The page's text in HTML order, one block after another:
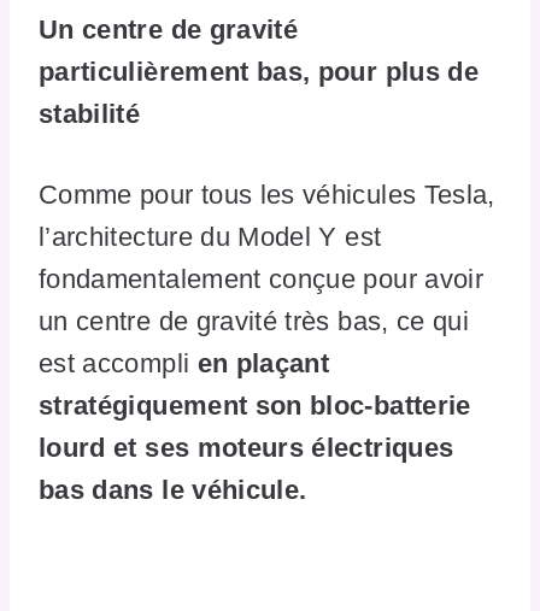
Un centre de gravité
particulièrement bas, pour plus de
stabilité
Comme pour tous les véhicules Tesla,
l’architecture du Model Y est
fondamentalement conçue pour avoir
un centre de gravité très bas, ce qui
est accompli en plaçant
stratégiquement son bloc-batterie
lourd et ses moteurs électriques
bas dans le véhicule.